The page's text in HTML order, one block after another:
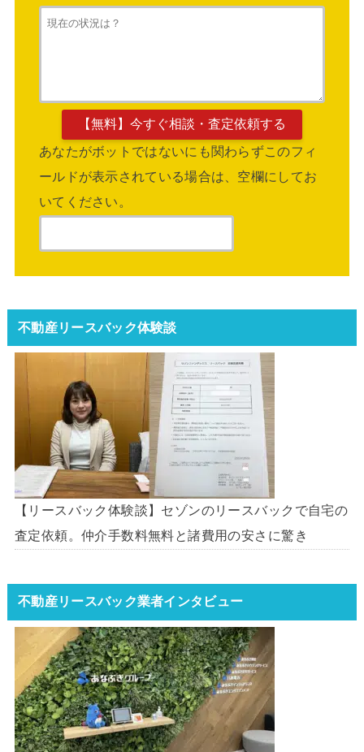
あなたがボットではないにも関わらずこのフィ
ールドが表示されている場合は、空欄にしてお
いてください。
不動産リースバック体験談
【リースバック体験談】セゾンのリースバックで自宅の
査定依頼。仲介手数料無料と諸費用の安さに驚き
不動産リースバック業者インタビュー